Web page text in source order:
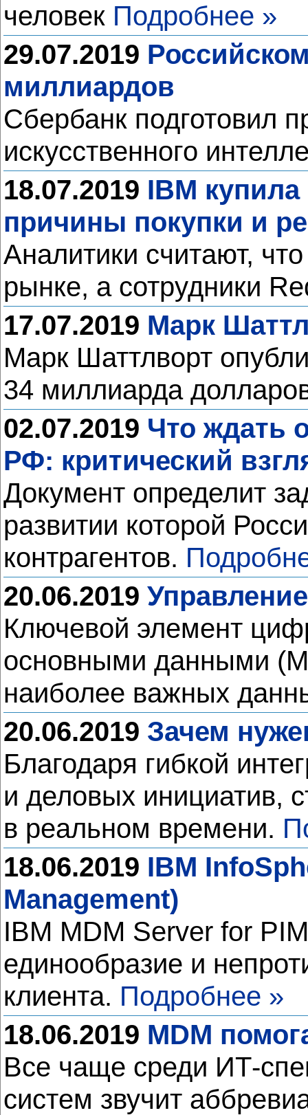
человек Подробнее »
29.07.2019
миллиардов
Сбербанк подготовил
искусственного
18.07.2019 IBM
причины покупки и
Аналитики считают,
рынке, а сотрудники
17.07.2019 Марк
Марк Шаттлворт
34 миллиарда
02.07.2019 Что ждать
РФ: критический
Документ определит
развитии которой
контрагентов.
20.06.2019
Ключевой элемент
основными данными
наиболее важных
20.06.2019 Зачем
Благодаря гибкой
и деловых инициатив,
в реальном времени.
18.06.2019 IBM
Management)
IBM MDM Server for
единообразие и
клиента. Подробнее »
18.06.2019 MDM
Все чаще среди ИТ-
систем звучит